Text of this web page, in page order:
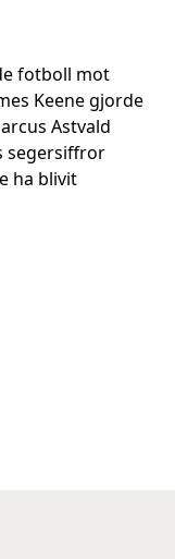
fotboll mot
Keene gjorde
Astvald
segersiffror
ha blivit